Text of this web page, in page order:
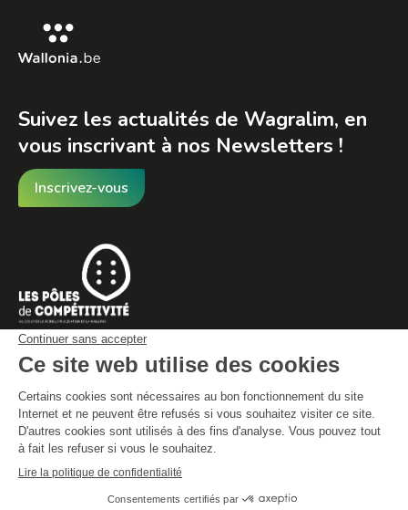
Suivez les actualités de Wagralim, en
vous inscrivant à nos Newsletters !
Inscrivez-vous
Conditions générales de vente
Déclaration de protection des données